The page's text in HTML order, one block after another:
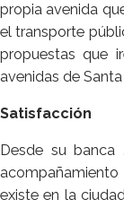
propia avenida
el transporte
propuestas que
avenidas de
Satisfacción
Desde su banca
existe en la